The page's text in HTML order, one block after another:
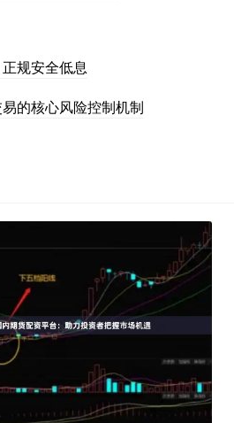
规安全低息
的核心风险控制机制